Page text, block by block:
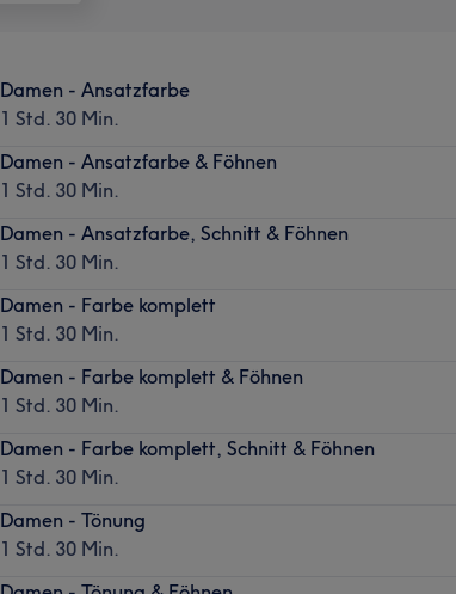
Damen - Ansatzfarbe
1 Std. 30 Min.
Damen - Ansatzfarbe & Föhnen
1 Std. 30 Min.
Damen - Ansatzfarbe, Schnitt & Föhnen
1 Std. 30 Min.
Damen - Farbe komplett
1 Std. 30 Min.
Damen - Farbe komplett & Föhnen
1 Std. 30 Min.
Damen - Farbe komplett, Schnitt & Föhnen
1 Std. 30 Min.
Damen - Tönung
1 Std. 30 Min.